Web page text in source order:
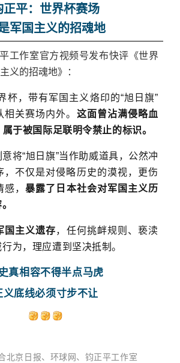
正平：世界杯赛场
军国主义的招魂地
工作室官方视频号发布快评《世界
义的招魂地》：
杯，带有军国主义烙印的“旭日旗”
关赛场内外。 这面曾沾满侵略血
于被国际足联明令禁止的标识。
将“旭日旗”当作助威道具，公然冲
，不仅是对侵略历史的漠视，更伤
感，暴露了日本社会对军国主义历
国主义遗存，任何挑衅规则、亵渎
为，理应遭到坚决抵制。
真相容不得半点马虎
义底线必须寸步不让
北京日报、环球网、钧正平工作室